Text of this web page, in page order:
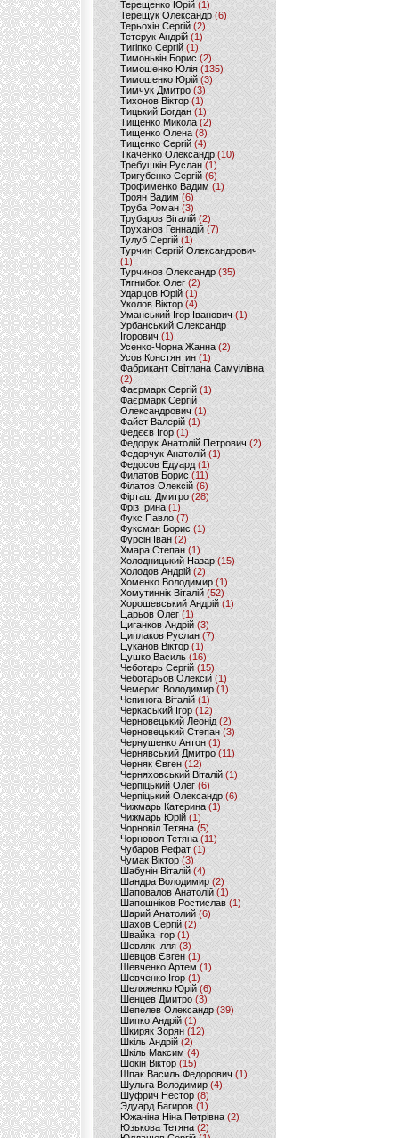
Терещенко Юрій(1)
Терещук Олександр(6)
Терьохін Сергій (2)
Тетерук Андрій (1)
Тигіпко Сергій(1)
Тимонькін Борис (2)
Тимошенко Юлія (135)
Тимошенко Юрій(3)
Тимчук Дмитро (3)
Тихонов Віктор (1)
Тицький Богдан (1)
Тищенко Микола (2)
Тищенко Олена (8)
Тищенко Сергій (4)
Ткаченко Олександр (10)
Требушкін Руслан (1)
Тригубенко Сергій(6)
Трофименко Вадим (1)
Троян Вадим (6)
Труба Роман(3)
Трубаров Віталій (2)
Труханов Геннадій (7)
Тулуб Сергій(1)
Турчин Сергій Олександрович
(1)
Турчинов Олександр(35)
Тягнибок Олег (2)
Ударцов Юрій (1)
Уколов Віктор(4)
Уманський Ігор Іванович(1)
Урбанський Олександр
Ігорович (1)
Усенко-Чорна Жанна (2)
Усов Констянтин(1)
Фабрикант Світлана Самуілівна
(2)
Фаєрмарк Сергій(1)
Фаєрмарк Сергій
Олександрович (1)
Файст Валерій(1)
Федєєв Ігор (1)
Федорук Анатолій Петрович (2)
Федорчук Анатолій (1)
Федосов Едуард (1)
Филатов Борис (11)
Філатов Олексій (6)
Фірташ Дмитро (28)
Фріз Ірина (1)
Фукс Павло (7)
Фуксман Борис (1)
Фурсін Іван (2)
Хмара Степан(1)
Холодницький Назар(15)
Холодов Андрій (2)
Хоменко Володимир (1)
Хомутиннік Віталій (52)
Хорошевський Андрій (1)
Царьов Олег (1)
Циганков Андрій (3)
Циплаков Руслан(7)
Цуканов Віктор (1)
Цушко Василь (16)
Чеботарь Сергій (15)
Чеботарьов Олексій (1)
Чемерис Володимир (1)
Чепинога Віталій (1)
Черкаський Ігор (12)
Черновецький Леонід(2)
Черновецький Степан (3)
Чернушенко Антон (1)
Чернявський Дмитро(11)
Черняк Євген(12)
Черняховський Віталій (1)
Черпіцький Олег (6)
Черпіцький Олександр (6)
Чижмарь Катерина (1)
Чижмарь Юрій (1)
Чорновіл Тетяна (5)
Чорновол Тетяна (11)
Чубаров Рефат (1)
Чумак Віктор(3)
Шабунін Віталій (4)
Шандра Володимир (2)
Шаповалов Анатолій(1)
Шапошніков Ростислав(1)
Шарий Анатолий(6)
Шахов Сергій(2)
Швайка Ігор (1)
Шевляк Ілля (3)
Шевцов Євген (1)
Шевченко Артем(1)
Шевченко Ігор(1)
Шеляженко Юрій (6)
Шенцев Дмитро (3)
Шепелев Олександр (39)
Шипко Андрій(1)
Шкиряк Зорян(12)
Шкіль Андрій(2)
Шкіль Максим (4)
Шокін Віктор (15)
Шпак Василь Федорович (1)
Шульга Володимир (4)
Шуфрич Нестор(8)
Эдуард Багиров (1)
Южаніна Ніна Петрівна (2)
Юзькова Тетяна(2)